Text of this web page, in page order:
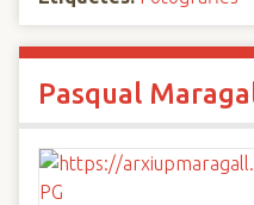
Pasqual